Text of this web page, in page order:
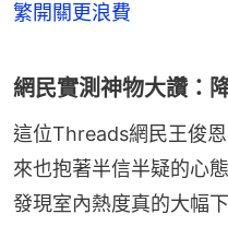
繁開關更浪費
網民實測神物大讚：
這位Threads網民王俊
來也抱著半信半疑的心
發現室內熱度真的大幅